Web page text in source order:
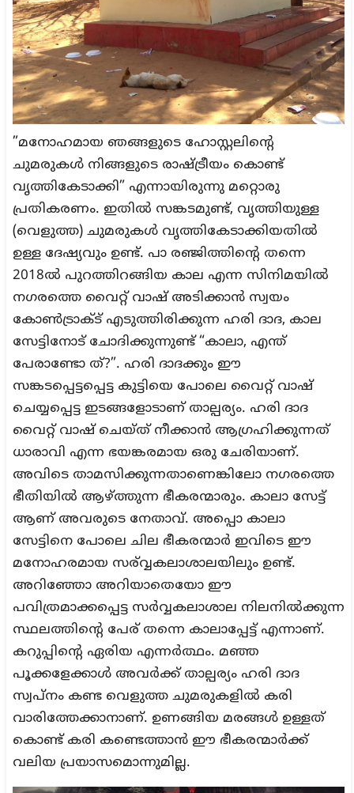
”മനോഹമായ ഞങ്ങളുടെ ഹോസ്റ്റലിന്റെ
ചുമരുകൾ നിങ്ങളുടെ രാഷ്ട്രീയം കൊണ്ട്
വൃത്തികേടാക്കി” എന്നായിരുന്നു മറ്റൊരു
പ്രതികരണം. ഇതിൽ സങ്കടമുണ്ട്, വൃത്തിയുള്ള
(വെളുത്ത) ചുമരുകൾ വൃത്തികേടാക്കിയതിൽ
ഉള്ള ദേഷ്യവും ഉണ്ട്. പാ രഞ്ജിത്തിന്റെ തന്നെ
2018ൽ പുറത്തിറങ്ങിയ കാല എന്ന സിനിമയിൽ
നഗരത്തെ വൈറ്റ് വാഷ് അടിക്കാൻ സ്വയം
കോൺട്രാക്ട് എടുത്തിരിക്കുന്ന ഹരി ദാദ, കാല
സേട്ടിനോട് ചോദിക്കുന്നുണ്ട് “കാലാ, എന്ത്
പേരാണ്ടോ ത്?”. ഹരി ദാദക്കും ഈ
സങ്കടപ്പെട്ടപ്പെട്ട കുട്ടിയെ പോലെ വൈറ്റ് വാഷ്
ചെയ്യപ്പെട്ട ഇടങ്ങളോടാണ് താല്പര്യം. ഹരി ദാദ
വൈറ്റ് വാഷ് ചെയ്ത് നീക്കാൻ ആഗ്രഹിക്കുന്നത്
ധാരാവി എന്ന ഭയങ്കരമായ ഒരു ചേരിയാണ്.
അവിടെ താമസിക്കുന്നതാണെങ്കിലോ നഗരത്തെ
ഭീതിയിൽ ആഴ്ത്തുന്ന ഭീകരന്മാരും. കാലാ സേട്ട്
ആണ് അവരുടെ നേതാവ്. അപ്പൊ കാലാ
സേട്ടിനെ പോലെ ചില ഭീകരന്മാർ ഇവിടെ ഈ
മനോഹരമായ സര്വ്വകലാശാലയിലും ഉണ്ട്.
അറിഞ്ഞോ അറിയാതെയോ ഈ
പവിത്രമാക്കപ്പെട്ട സർവ്വകലാശാല നിലനിൽക്കുന്ന
സ്ഥലത്തിന്റെ പേര് തന്നെ കാലാപ്പേട്ട് എന്നാണ്.
കറുപ്പിന്റെ ഏരിയ എന്നർത്ഥം. മഞ്ഞ
പൂക്കളേക്കാൾ അവർക്ക് താല്പര്യം ഹരി ദാദ
സ്വപ്നം കണ്ട വെളുത്ത ചുമരുകളിൽ കരി
വാരിത്തേക്കാനാണ്. ഉണങ്ങിയ മരങ്ങൾ ഉള്ളത്
കൊണ്ട് കരി കണ്ടെത്താൻ ഈ ഭീകരന്മാർക്ക്
വലിയ പ്രയാസമൊന്നുമില്ല.